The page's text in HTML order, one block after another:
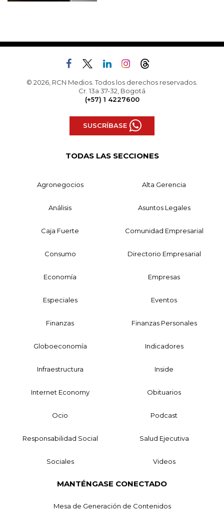
© 2026, RCN Medios. Todos los derechos reservados.
Cr. 13a 37-32, Bogotá
(+57) 1 4227600
SUSCRÍBASE
TODAS LAS SECCIONES
Agronegocios Alta Gerencia
Análisis Asuntos Legales
Caja Fuerte Comunidad Empresarial
Consumo Directorio Empresarial
Economía Empresas
Especiales Eventos
Finanzas Finanzas Personales
Globoeconomía Indicadores
Infraestructura Inside
Internet Economy Obituarios
Ocio Podcast
Responsabilidad Social Salud Ejecutiva
Sociales Videos
MANTÉNGASE CONECTADO
Mesa de Generación de Contenidos